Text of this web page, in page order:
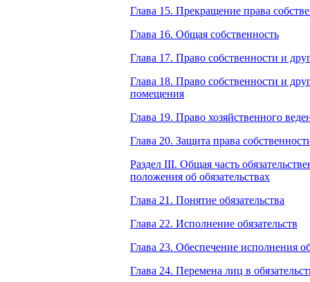
Глава 15. Прекращение права
Глава 16. Общая собственность
Глава 17. Право собственности и
Глава 18. Право собственности и
помещения
Глава 19. Право хозяйственного
Глава 20. Защита права
Раздел III. Общая часть
положения об обязательствах
Глава 21. Понятие обязательства
Глава 22. Исполнение обязательств
Глава 23. Обеспечение исполнения
Глава 24. Перемена лиц в